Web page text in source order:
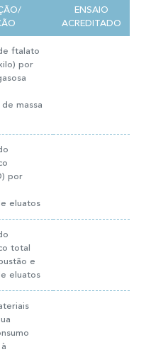
ENSAIO
ACREDITADO
ftalato
por
massa
por
eluatos
total
e
eluatos